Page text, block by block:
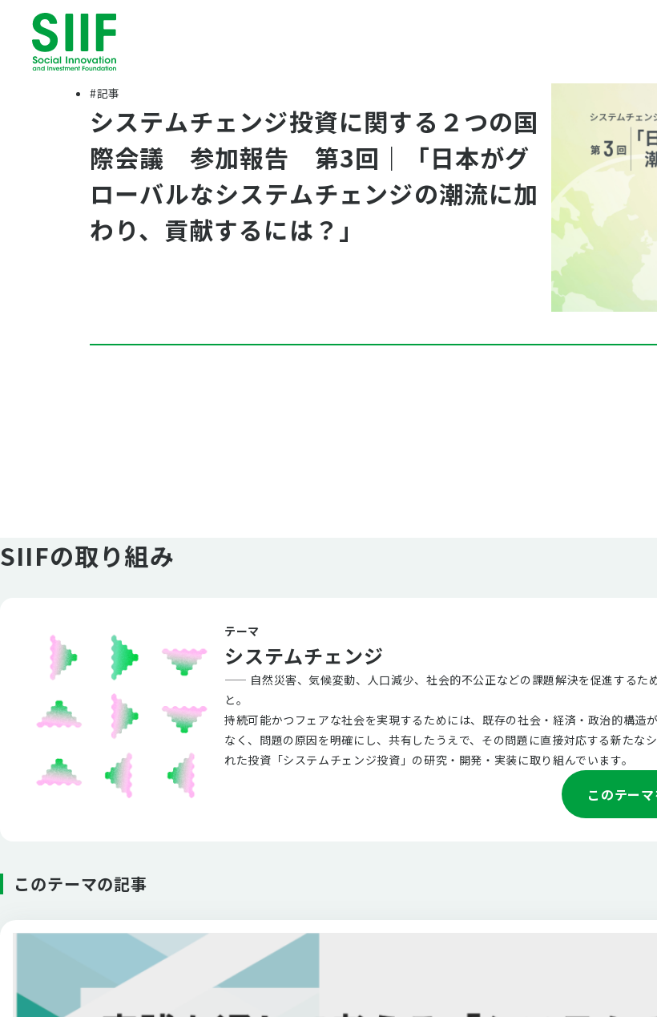
#記事
システムチェンジ投資に関する２つの国
際会議 参加報告 第3回｜「日本がグ
ローバルなシステムチェンジの潮流に加
わり、貢献するには？」
SIIFの取り組み
テーマ
システムチェンジ
—— 自然災害、気候変動、人口減少、社会的不公正などの課題解決を促進するた
と。
持続可能かつフェアな社会を実現するためには、既存の社会・経済・政治的構
なく、問題の原因を明確にし、共有したうえで、その問題に直接対応する新た
れた投資「システムチェンジ投資」の研究・開発・実装に取り組んでいます。
このテー
このテーマの記事